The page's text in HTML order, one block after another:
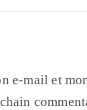
e-mail et